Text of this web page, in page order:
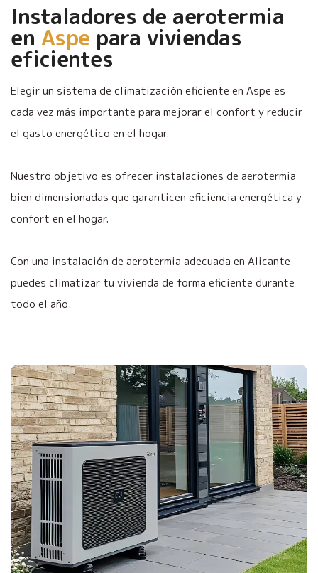
Instaladores de aerotermia
en Aspe para viviendas
eficientes
Elegir un sistema de climatización eficiente en Aspe es
cada vez más importante para mejorar el confort y reducir
el gasto energético en el hogar.
Nuestro objetivo es ofrecer instalaciones de aerotermia
bien dimensionadas que garanticen eficiencia energética y
confort en el hogar.
Con una instalación de aerotermia adecuada en Alicante
puedes climatizar tu vivienda de forma eficiente durante
todo el año.